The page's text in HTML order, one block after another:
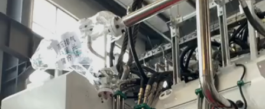
TENTANG
KAMI
TUR
PABRIK